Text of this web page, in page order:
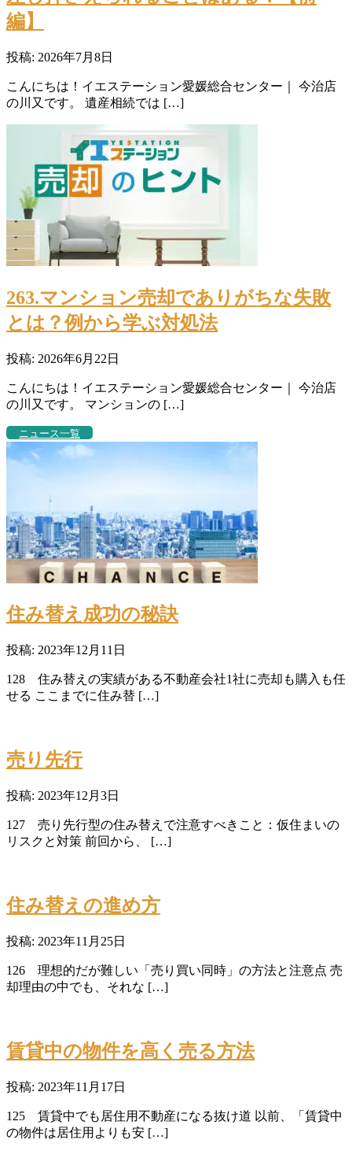
編】
投稿: 2026年7月8日
こんにちは！イエステーション愛媛総合センター｜ 今治店
の川又です。 遺産相続では […]
263.マンション売却でありがちな失敗
とは？例から学ぶ対処法
投稿: 2026年6月22日
こんにちは！イエステーション愛媛総合センター｜ 今治店
の川又です。 マンションの […]
ニュース一覧
住み替え成功の秘訣
投稿: 2023年12月11日
128 住み替えの実績がある不動産会社1社に売却も購入も任
せる ここまでに住み替 […]
売り先行
投稿: 2023年12月3日
127 売り先行型の住み替えで注意すべきこと：仮住まいの
リスクと対策 前回から、 […]
住み替えの進め方
投稿: 2023年11月25日
126 理想的だが難しい「売り買い同時」の方法と注意点 売
却理由の中でも、それな […]
賃貸中の物件を高く売る方法
投稿: 2023年11月17日
125 賃貸中でも居住用不動産になる抜け道 以前、「賃貸中
の物件は居住用よりも安 […]